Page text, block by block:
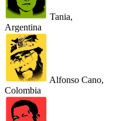
Tania,
Argentina
Alfonso Cano,
Colombia